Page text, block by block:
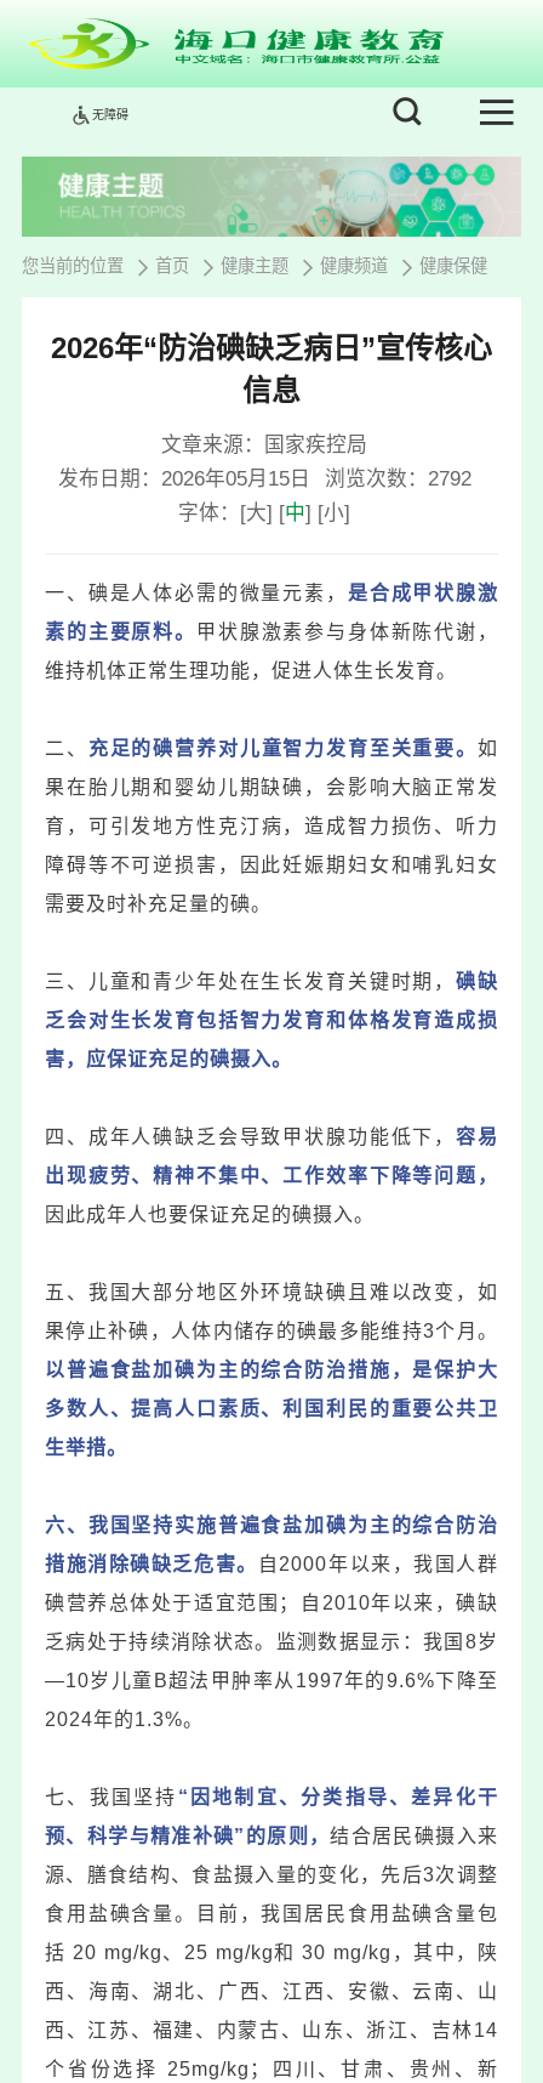
无障碍
您当前的位置 首页 健康主题 健康频道 健康保健
2026年“防治碘缺乏病日”宣传核心
信息
文章来源：国家疾控局
发布日期：2026年05月15日
浏览次数： 2792
字体： [大] [中] [小]
一、碘是人体必需的微量元素， 是合成甲状腺激
素的主要原料。
甲状腺激素参与身体新陈代谢，
维持机体正常生理功能，促进人体生长发育。
二、 充足的碘营养对儿童智力发育至关重要。 如
果在胎儿期和婴幼儿期缺碘，会影响大脑正常发
育，可引发地方性克汀病，造成智力损伤、听力
障碍等不可逆损害，因此妊娠期妇女和哺乳妇女
需要及时补充足量的碘。
三、儿童和青少年处在生长发育关键时期，碘缺
乏会对生长发育包括智力发育和体格发育造成损
害，应保证充足的碘摄入。
四、成年人碘缺乏会导致甲状腺功能低下，容易
出现疲劳、精神不集中、工作效率下降等问题，
因此成年人也要保证充足的碘摄入。
五、我国大部分地区外环境缺碘且难以改变，如
果停止补碘，人体内储存的碘最多能维持3个月。
以普遍食盐加碘为主的综合防治措施，是保护大
多数人、提高人口素质、利国利民的重要公共卫
生举措。
六、我国坚持实施普遍食盐加碘为主的综合防治
措施消除碘缺乏危害。
自2000年以来，我国人群
碘营养总体处于适宜范围；自2010年以来，碘缺
乏病处于持续消除状态。监测数据显示：我国8岁
—10岁儿童B超法甲肿率从1997年的9.6%下降至
2024年的1.3%。
七、我国坚持 “因地制宜、分类指导、差异化干
预、科学与精准补碘”的原则，结合居民碘摄入来
源、膳食结构、食盐摄入量的变化，先后3次调整
食用盐碘含量。目前，我国居民食用盐碘含量包
括 20 mg/kg、25 mg/kg和 30 mg/kg，其中，陕
西、海南、湖北、广西、江西、安徽、云南、山
西、江苏、福建、内蒙古、山东、浙江、吉林14
个省份选择 25mg/kg；四川、甘肃、贵州、新